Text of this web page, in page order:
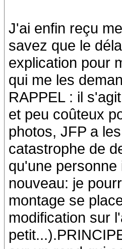
J'ai enfin reçu
savez que le
explication pour
qui me les
RAPPEL : il
et peu coûteux
photos, JFP a
catastrophe de
qu'une
nouveau: je
montage se
modification sur